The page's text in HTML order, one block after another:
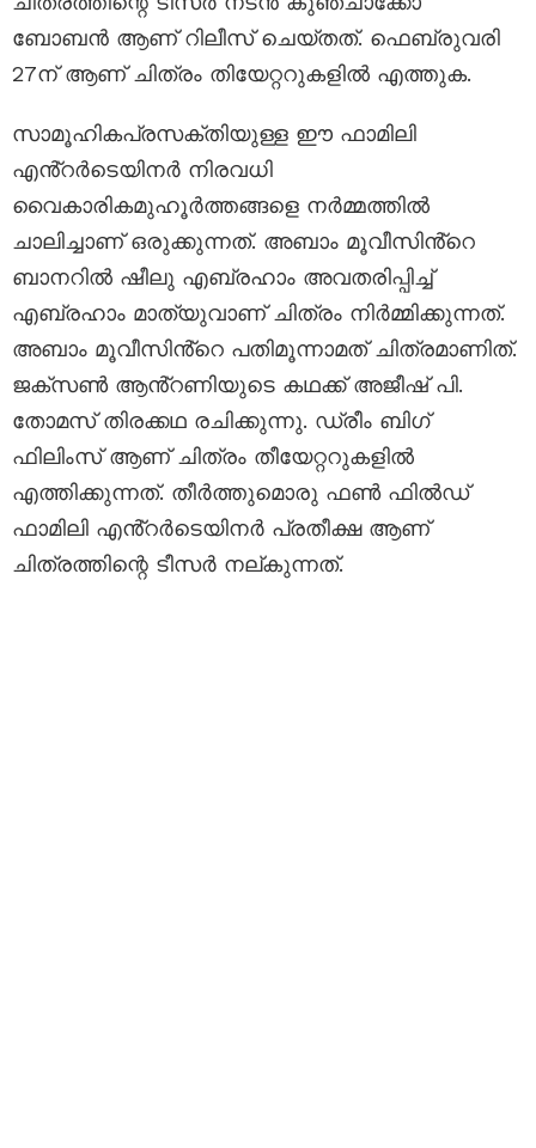
ബോബൻ ആണ് റിലീസ് ചെയ്തത്. ഫെബ്രുവരി
27ന് ആണ് ചിത്രം തിയേറ്ററുകളിൽ എത്തുക.
സാമൂഹികപ്രസക്തിയുള്ള ഈ ഫാമിലി
എൻ്റർടെയിനർ നിരവധി
വൈകാരികമുഹൂർത്തങ്ങളെ നർമ്മത്തിൽ
ചാലിച്ചാണ് ഒരുക്കുന്നത്. അബാം മൂവീസിൻ്റെ
ബാനറിൽ ഷീലു എബ്രഹാം അവതരിപ്പിച്ച്
എബ്രഹാം മാത്യുവാണ് ചിത്രം നിർമ്മിക്കുന്നത്.
അബാം മൂവീസിൻ്റെ പതിമൂന്നാമത് ചിത്രമാണിത്.
ജക്സൺ ആൻ്റണിയുടെ കഥക്ക് അജീഷ് പി.
തോമസ് തിരക്കഥ രചിക്കുന്നു. ഡ്രീം ബിഗ്
ഫിലിംസ് ആണ് ചിത്രം തീയേറ്ററുകളിൽ
എത്തിക്കുന്നത്. തീർത്തുമൊരു ഫൺ ഫിൽഡ്
ഫാമിലി എൻ്റർടെയിനർ പ്രതീക്ഷ ആണ്
ചിത്രത്തിന്റെ ടീസർ നല്കുന്നത്.